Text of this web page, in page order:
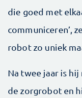
die goed met
communiceren’,
robot zo uniek
Na twee jaar is
de zorgrobot en